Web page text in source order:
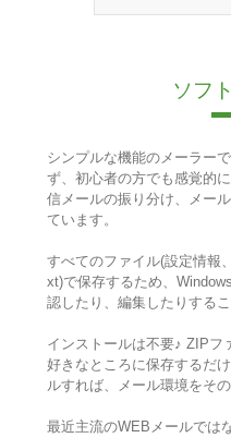
ソフ
シンプルな機能のメーラー
ず、初心者の方でも感覚的
信メールの振り分け、メー
ています。
すべてのファイル(設定情報
xt)で保存するため、
認したり、編集したりするこ
インストールは不要♪ ZIPフ
好きなところに保存するだ
ルすれば、メール環境をそ
最近主流のWEBメールでは